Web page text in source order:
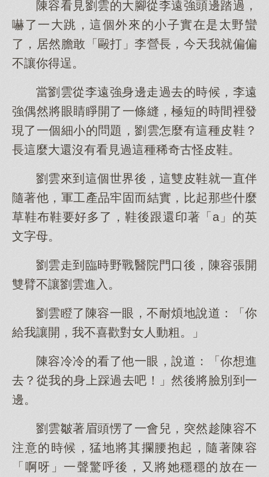
陳容看見劉雲的大腳從李遠強頭邊踏過，
嚇了一大跳，這個外來的小子實在是太野蠻
了，居然膽敢「毆打」李營長，今天我就偏偏
不讓你得逞。
當劉雲從李遠強身邊走過去的時候，李遠
強偶然將眼睛睜開了一條縫，極短的時間裡發
現了一個細小的問題，劉雲怎麼有這種皮鞋？
長這麼大還沒有看見過這種稀奇古怪皮鞋。
劉雲來到這個世界後，這雙皮鞋就一直伴
隨著他，軍工產品牢固而結實，比起那些什麼
草鞋布鞋要好多了，鞋後跟還印著「a」的英
文字母。
劉雲走到臨時野戰醫院門口後，陳容張開
雙臂不讓劉雲進入。
劉雲瞪了陳容一眼，不耐煩地說道：「你
給我讓開，我不喜歡對女人動粗。」
陳容冷冷的看了他一眼，說道：「你想進
去？從我的身上踩過去吧！」然後將臉別到一
邊。
劉雲皺著眉頭愣了一會兒，突然趁陳容不
注意的時候，猛地將其攔腰抱起，隨著陳容
「啊呀」一聲驚呼後，又將她穩穩的放在一